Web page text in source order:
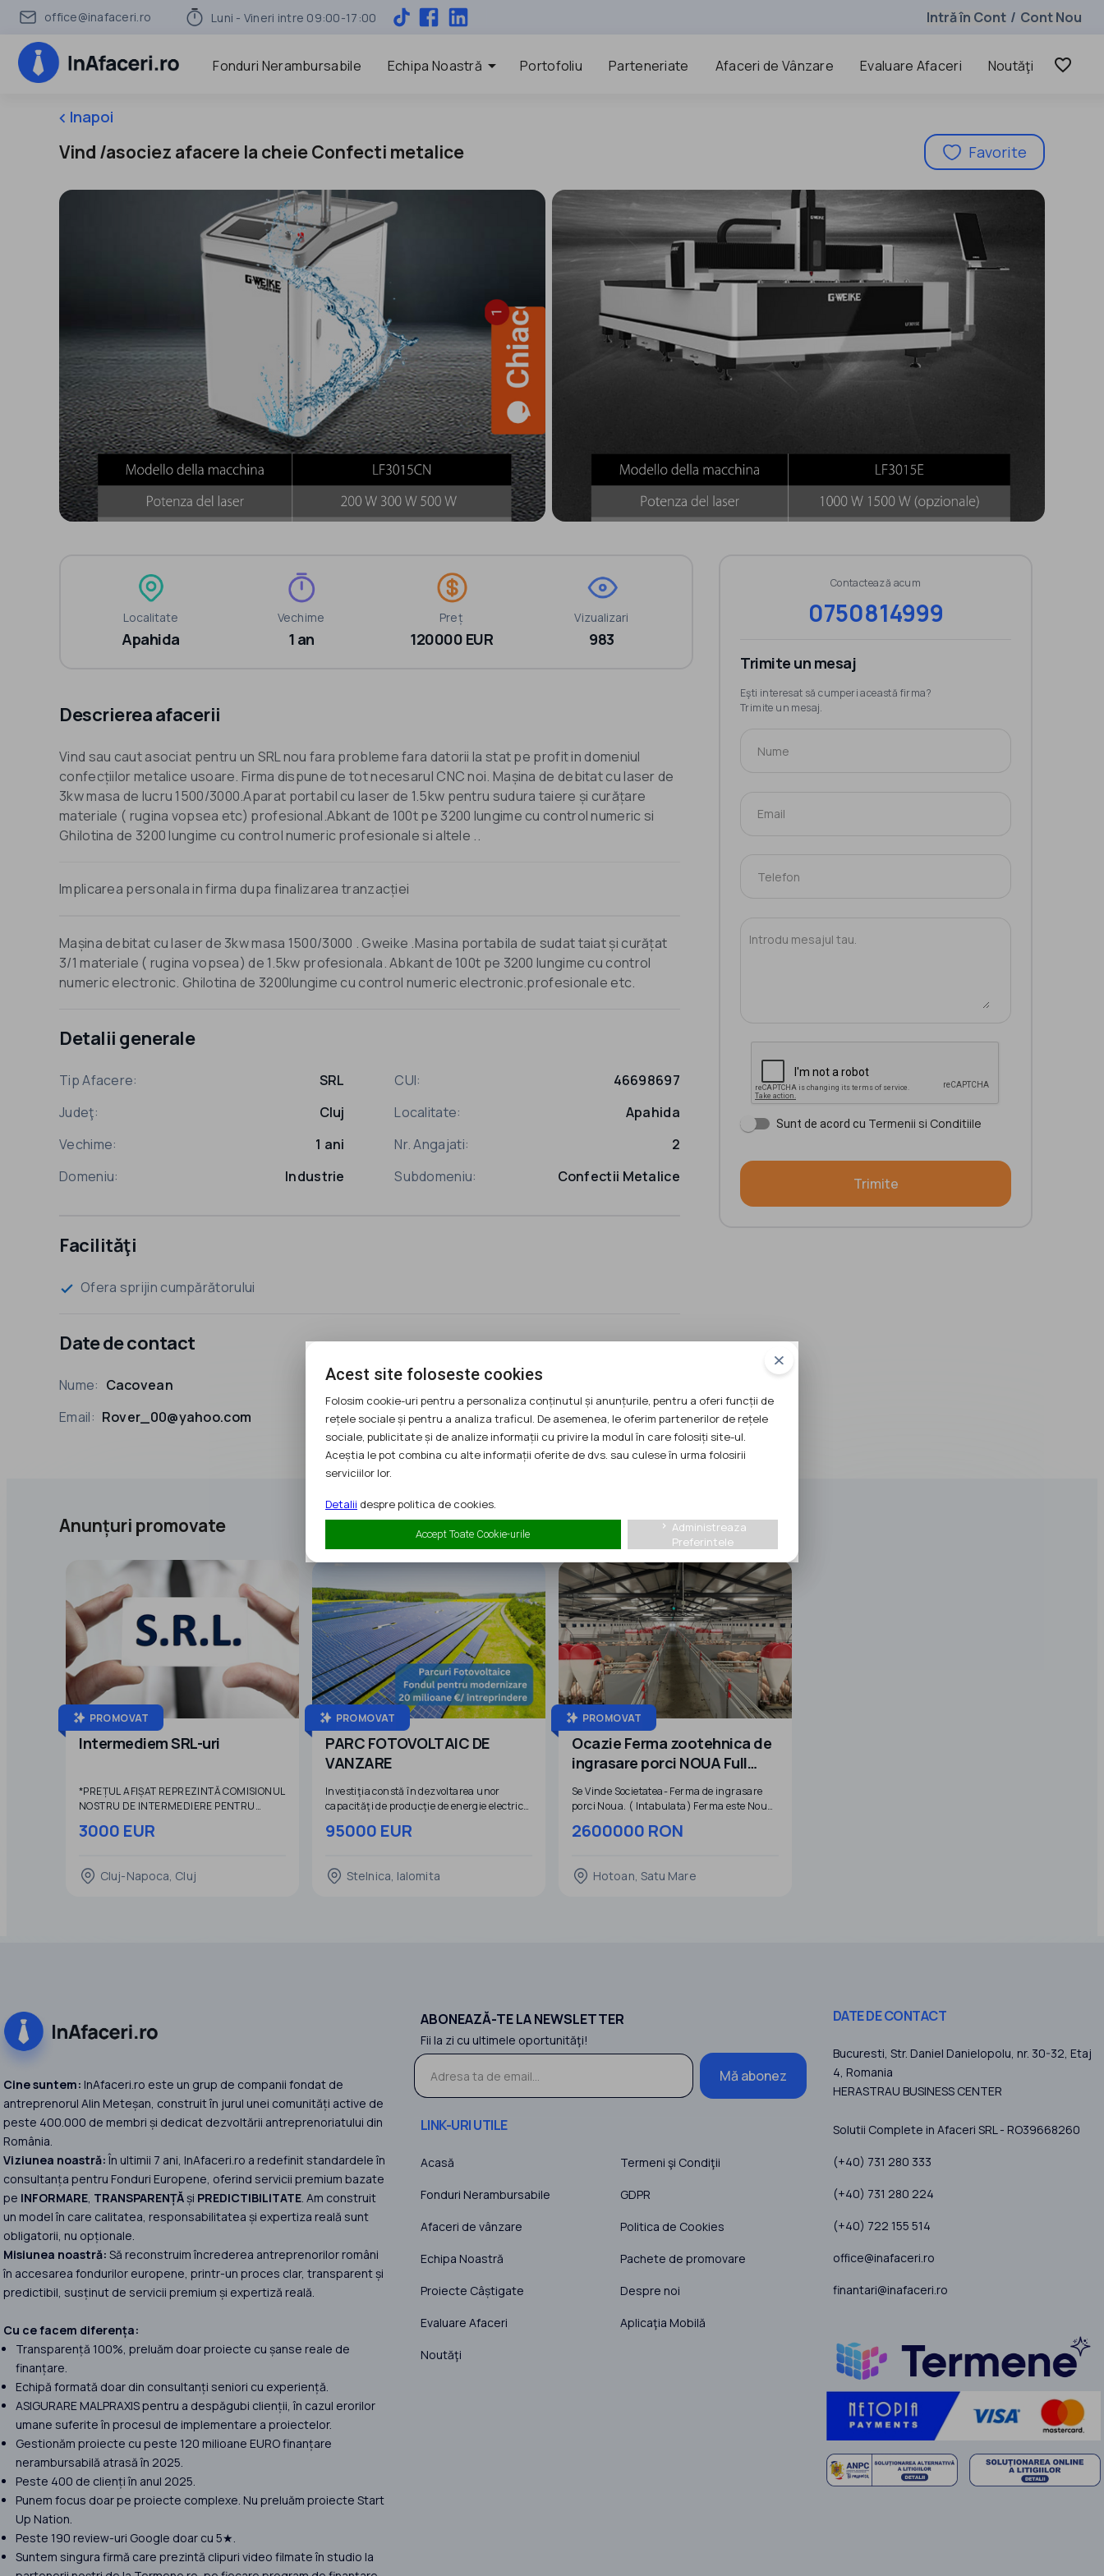
office@inafaceri.ro Luni - Vineri intre 09:00-17:00 Intră în Cont / Cont Nou
Fonduri Nerambursabile Echipa Noastră arrow_drop_down Portofoliu Parteneriate Afaceri de Vânzare Evaluare Afaceri Noutăţi favorite_border
keyboard_arrow_leftInapoi
Vind /asociez afacere la cheie Confecti metalice Favorite
Localitate
Apahida
Vechime
1 an
Preț
120000 EUR
Vizualizari
983
Descrierea afacerii
Vind sau caut asociat pentru un SRL nou fara probleme fara datorii la stat pe profit in domeniul
confecțiilor metalice usoare. Firma dispune de tot necesarul CNC noi. Mașina de debitat cu laser de
3kw masa de lucru 1500/3000.Aparat portabil cu laser de 1.5kw pentru sudura taiere și curățare
materiale ( rugina vopsea etc) profesional.Abkant de 100t pe 3200 lungime cu control numeric si
Ghilotina de 3200 lungime cu control numeric profesionale si altele ..
Implicarea personala in firma dupa finalizarea tranzacției
Mașina debitat cu laser de 3kw masa 1500/3000 . Gweike .Masina portabila de sudat taiat și curățat
3/1 materiale ( rugina vopsea) de 1.5kw profesionala. Abkant de 100t pe 3200 lungime cu control
numeric electronic. Ghilotina de 3200lungime cu control numeric electronic.profesionale etc.
Detalii generale
Tip Afacere: SRL CUI:
46698697
Judeţ:
Cluj Localitate:
Apahida
Vechime:
1 ani Nr. Angajati:
2
Domeniu:
Industrie Subdomeniu: Confectii Metalice
Facilităţi
check Ofera sprijin cumpărătorului
Date de contact
Nume: Cacovean Telefon: 0750814999
Email: Rover_00@yahoo.com
Contactează acum
0750814999
Trimite un mesaj
Eşti interesat să cumperi această firma?
Trimite un mesaj.
Sunt de acord cu Termenii si Conditiile
Trimite
Anunțuri promovate
PROMOVAT
Intermediem SRL-uri
*PREȚUL AFIȘAT REPREZINTĂ COMISIONUL
NOSTRU DE INTERMEDIERE PENTRU
SOCIETĂȚI DISPONIBILE PENTRU
Identificăm, analizăm și negociem pentru
3000 EUR
Cluj-Napoca, Cluj
PROMOVAT
PARC FOTOVOLTAIC DE
VANZARE
Investiţia constă în dezvoltarea unor
capacităţi de producţie de energie electrică
o putere totală de aproximativ 454 MW
judeţul Ialomiţa, România.
Investiţia este compusă din două proiecte:
95000 EUR
Stelnica, Ialomita
PROMOVAT
Ocazie Ferma zootehnica de
ingrasare porci NOUA Full
Se Vinde Societatea- Ferma de ingrasare
porci Noua. ( Intabulata) Ferma este Noua
2600000 RON
Hotoan, Satu Mare
Cine suntem: InAfaceri.ro este un grup de companii fondat de
antreprenorul Alin Meteșan, construit în jurul unei comunități active de
peste 400.000 de membri și dedicat dezvoltării antreprenoriatului din
România.
Viziunea noastră:În ultimii 7 ani, InAfaceri.ro a redefinit standardele în
consultanța pentru Fonduri Europene, oferind servicii premium bazate
pe INFORMARE, TRANSPARENȚĂși PREDICTIBILITATE. Am construit
un model în care calitatea, responsabilitatea și expertiza reală sunt
obligatorii, nu opționale.
Misiunea noastră: Să reconstruim încrederea antreprenorilor români
în accesarea fondurilor europene, printr-un proces clar, transparent și
predictibil, susținut de servicii premium și expertiză reală.
Cu ce facem diferența:
Transparență 100%, preluăm doar proiecte cu șanse reale de
finanțare.
Echipă formată doar din consultanți seniori cu experiență.
ASIGURARE MALPRAXIS pentru a despăgubi clienții, în cazul erorilor
umane suferite în procesul de implementare a proiectelor.
Gestionăm proiecte cu peste 120 milioane EURO finanțare
nerambursabilă atrasă în 2025.
Peste 400 de clienți în anul 2025.
Punem focus doar pe proiecte complexe. Nu preluăm proiecte Start
Up Nation.
Peste 190 review-uri Google doar cu 5★.
Suntem singura firmă care prezintă clipuri video filmate în studio la
ABONEAZĂ-TE LA NEWSLETTER
Fii la zi cu ultimele oportunităţi!
Mă abonez
LINK-URI UTILE
Acasă
Fonduri Nerambursabile
Afaceri de vânzare
Echipa Noastră
Proiecte Câștigate
Evaluare Afaceri
Noutăţi
Termeni şi Condiţii
GDPR
Politica de Cookies
Pachete de promovare
Despre noi
Aplicaţia Mobilă
DATE DE CONTACT
Bucuresti, Str. Daniel Danielopolu, nr. 30-32, Etaj
4, Romania
HERASTRAU BUSINESS CENTER
Solutii Complete in Afaceri SRL - RO39668260
(+40) 731 280 333
(+40) 731 280 224
(+40) 722 155 514
office@inafaceri.ro
finantari@inafaceri.ro
Acest site foloseste cookies
Folosim cookie-uri pentru a personaliza conținutul și anunțurile, pentru a oferi funcții de
rețele sociale și pentru a analiza traficul. De asemenea, le oferim partenerilor de rețele
sociale, publicitate și de analize informații cu privire la modul în care folosiți site-ul.
Aceștia le pot combina cu alte informații oferite de dvs. sau culese în urma folosirii
serviciilor lor.
Detalii despre politica de cookies.
Accept Toate Cookie-urile
keyboard_arrow_right
Administreaza
Preferintele